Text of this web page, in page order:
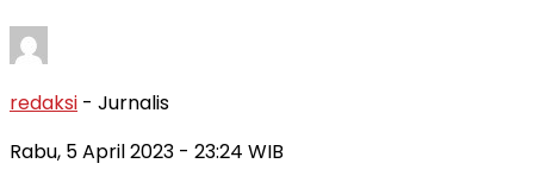
redaksi - Jurnalis
Rabu, 5 April 2023 - 23:24 WIB